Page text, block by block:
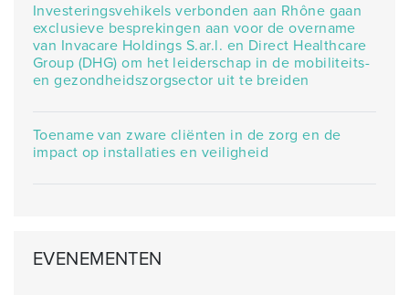
Investeringsvehikels verbonden aan Rhône gaan
exclusieve besprekingen aan voor de overname
van Invacare Holdings S.ar.l. en Direct Healthcare
Group (DHG) om het leiderschap in de mobiliteits-
en gezondheidszorgsector uit te breiden
Toename van zware cliënten in de zorg en de
impact op installaties en veiligheid
EVENEMENTEN